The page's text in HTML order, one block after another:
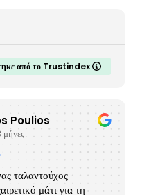
από το Trustindex
Poulios
μήνες
ταλαντούχος
μάτι για τη